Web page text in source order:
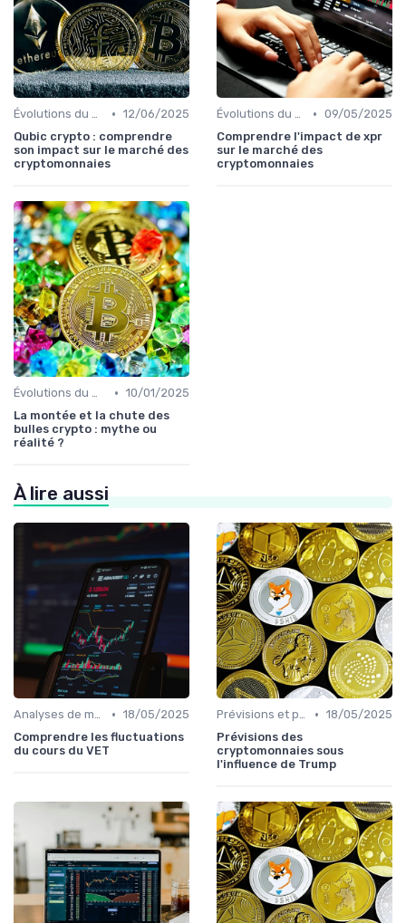
Évolutions du marché des cryptos • 12/06/2025
Qubic crypto : comprendre
son impact sur le marché des
cryptomonnaies
Évolutions du marché des cryptos • 09/05/2025
Comprendre l'impact de xpr
sur le marché des
cryptomonnaies
Évolutions du marché des cryptos • 10/01/2025
La montée et la chute des
bulles crypto : mythe ou
réalité ?
À lire aussi
Analyses de marché • 18/05/2025
Comprendre les fluctuations
du cours du VET
Prévisions et perspectives • 18/05/2025
Prévisions des
cryptomonnaies sous
l'influence de Trump